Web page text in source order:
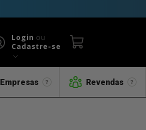
Login ou
Cadastre-se
Empresas Revendas